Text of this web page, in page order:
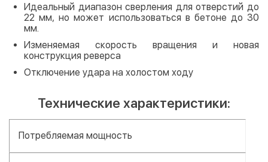
Идеальный диапазон сверления для отверстий до
22 мм, но может использоваться в бетоне до 30
мм.
Изменяемая скорость вращения и новая
конструкция реверса
Отключение удара на холостом ходу
Технические характеристики:
Потребляемая мощность